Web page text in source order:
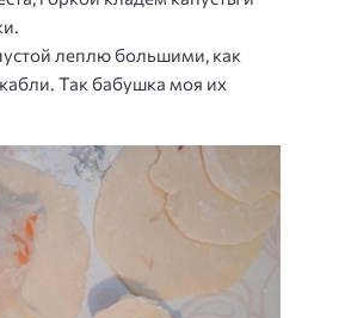
леплю большими, как
Так бабушка моя их